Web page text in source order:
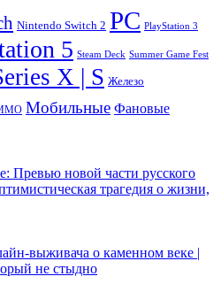
Nintendo Switch 2 PC PlayStation 3
5 Steam Deck Summer Game Fest
X | S Железо
Мобильные Фановые
Превью новой части русского
трагедия о жизни,
выживача о каменном веке |
не стыдно